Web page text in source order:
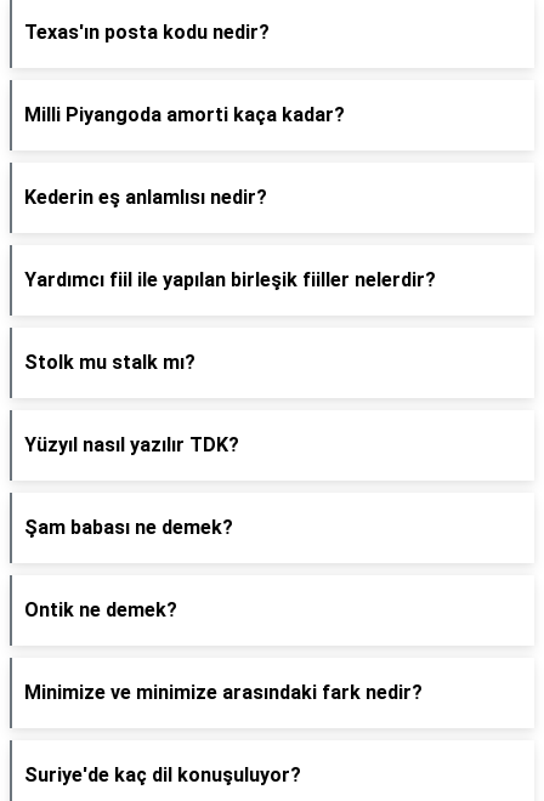
Texas'ın posta kodu nedir?
Milli Piyangoda amorti kaça kadar?
Kederin eş anlamlısı nedir?
Yardımcı fiil ile yapılan birleşik fiiller nelerdir?
Stolk mu stalk mı?
Yüzyıl nasıl yazılır TDK?
Şam babası ne demek?
Ontik ne demek?
Minimize ve minimize arasındaki fark nedir?
Suriye'de kaç dil konuşuluyor?